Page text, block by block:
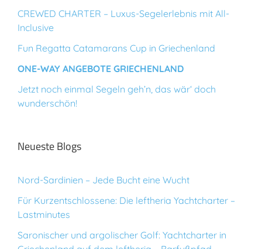
CREWED CHARTER – Luxus-Segelerlebnis mit All-
Inclusive
Fun Regatta Catamarans Cup in Griechenland
ONE-WAY ANGEBOTE GRIECHENLAND
Jetzt noch einmal Segeln geh’n, das wär‘ doch
wunderschön!
Neueste Blogs
Nord-Sardinien – Jede Bucht eine Wucht
Für Kurzentschlossene: Die leftheria Yachtcharter –
Lastminutes
Saronischer und argolischer Golf: Yachtcharter in